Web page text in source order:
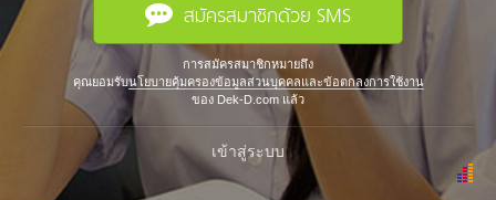
สมัครสมาชิกด้วย SMS
การสมัครสมาชิกหมายถึง
คุณยอมรับนโยบายคุ้มครองข้อมูลส่วนบุคคลและข้อตกลงการใช้งาน
ของ Dek-D.com แล้ว
เข้าสู่ระบบ